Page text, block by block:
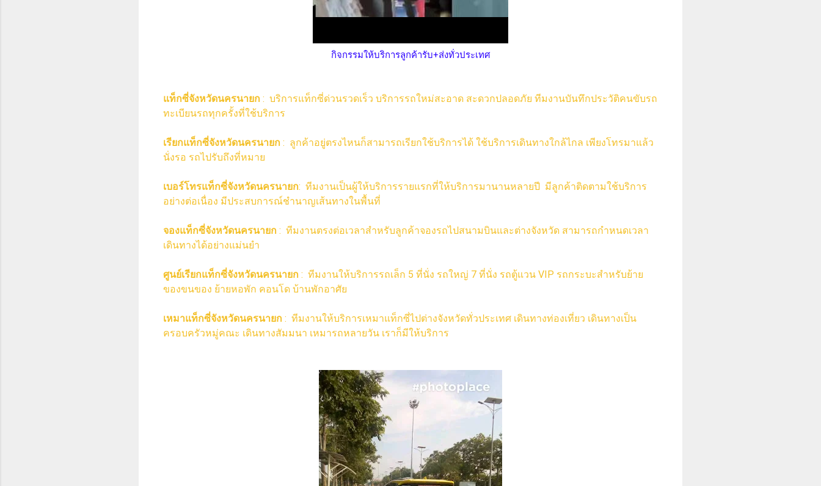
กิจกรรมให้บริการลูกค้ารับ+ส่งทั่วประเทศ
แท็กซี่จังหวัดนครนายก : บริการแท็กซี่ด่วนรวดเร็ว บริการรถใหม่สะอาด สะดวกปลอดภัย ทีมงานบันทึกประวัติคนขับรถ
ทะเบียนรถทุกครั้งที่ใช้บริการ
เรียกแท็กซี่จังหวัดนครนายก : ลูกค้าอยู่ตรงไหนก็สามารถเรียกใช้บริการได้ ใช้บริการเดินทางใกล้ไกล เพียงโทรมาแล้ว
นั่งรอ รถไปรับถึงที่หมาย
เบอร์โทรแท็กซี่จังหวัดนครนายก: ทีมงานเป็นผู้ให้บริการรายแรกที่ให้บริการมานานหลายปี มีลูกค้าติดตามใช้บริการ
อย่างต่อเนื่อง มีประสบการณ์ชำนาญเส้นทางในพื้นที่
จองแท็กซี่จังหวัดนครนายก : ทีมงานตรงต่อเวลาสำหรับลูกค้าจองรถไปสนามบินและต่างจังหวัด สามารถกำหนดเวลา
เดินทางได้อย่างแม่นยำ
ศูนย์เรียกแท็กซี่จังหวัดนครนายก : ทีมงานให้บริการรถเล็ก 5 ที่นั่ง รถใหญ่ 7 ที่นั่ง รถตู้แวน VIP รถกระบะสำหรับย้าย
ของขนของ ย้ายหอพัก คอนโด บ้านพักอาศัย
เหมาแท็กซี่จังหวัดนครนายก : ทีมงานให้บริการเหมาแท็กซี่ไปต่างจังหวัดทั่วประเทศ เดินทางท่องเที่ยว เดินทางเป็น
ครอบครัวหมู่คณะ เดินทางสัมมนา เหมารถหลายวัน เราก็มีให้บริการ